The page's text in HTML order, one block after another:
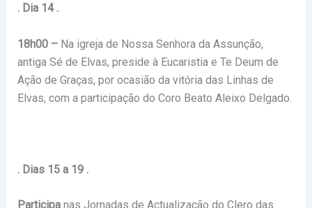
. Dia 14 .
18h00 – Na igreja de Nossa Senhora da Assunção,
antiga Sé de Elvas, preside à Eucaristia e Te Deum de
Ação de Graças, por ocasião da vitória das Linhas de
Elvas, com a participação do Coro Beato Aleixo Delgado.
. Dias 15 a 19 .
Participa nas Jornadas de Actualização do Clero das